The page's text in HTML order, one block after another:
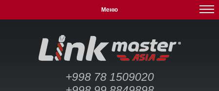
Меню
+998 78 1509020